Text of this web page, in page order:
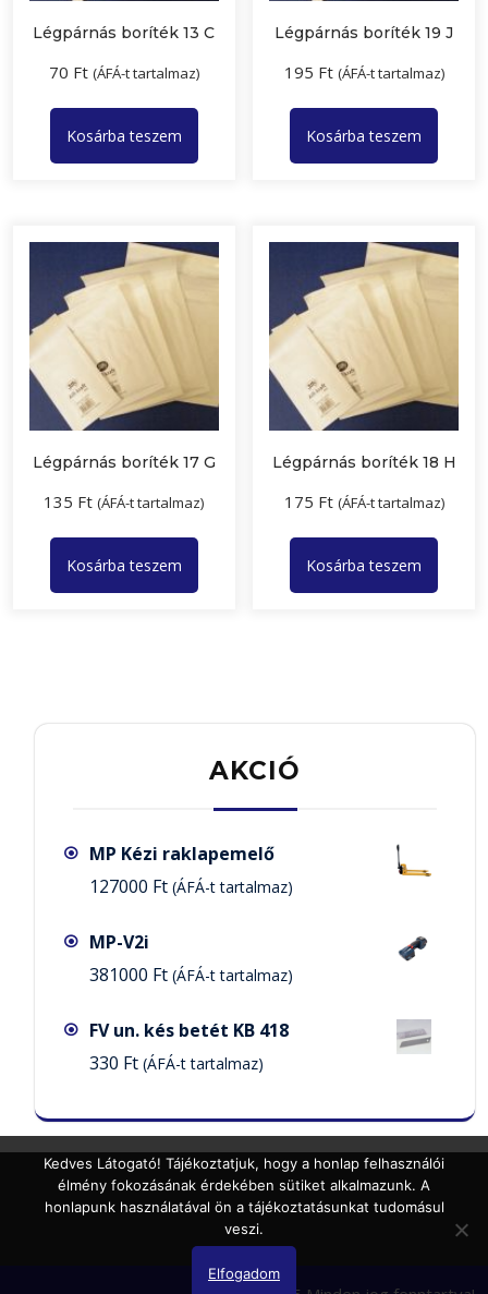
Légpárnás boríték 13 C
70 Ft (ÁFÁ-t tartalmaz)
Kosárba teszem
Légpárnás boríték 19 J
195 Ft (ÁFÁ-t tartalmaz)
Kosárba teszem
Légpárnás boríték 17 G
135 Ft (ÁFÁ-t tartalmaz)
Kosárba teszem
Légpárnás boríték 18 H
175 Ft (ÁFÁ-t tartalmaz)
Kosárba teszem
AKCIÓ
MP Kézi raklapemelő
127000 Ft (ÁFÁ-t tartalmaz)
MP-V2i
381000 Ft (ÁFÁ-t tartalmaz)
FV un. kés betét KB 418
330 Ft (ÁFÁ-t tartalmaz)
Kedves Látogató! Tájékoztatjuk, hogy a honlap felhasználói
élmény fokozásának érdekében sütiket alkalmazunk. A
honlapunk használatával ön a tájékoztatásunkat tudomásul
veszi.
Elfogadom